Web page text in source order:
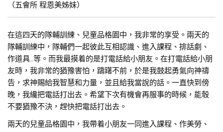
（五會所 程恩美姊妹）
在這四天的隊輔訓練、兒童品格園中，我非常的享受。兩天的
隊輔訓練中，隊輔們一起彼此互相認識、進入課程、排話劇、
作道具…等。而我最摸着的是打電話給小朋友。在打電話給小朋
友時，我非常的猶豫害怕，躊躇不前，於是我鼓起勇氣向神禱
告，求神賜給我智慧和力量，並且給我當說的話。一直快到傍
晚，我纔把電話打出去。希望下次有機會再服事的時候，能彀
不要猶豫不決，趕快把電話打出去。
兩天的兒童品格園中，我帶着小朋友一同進入課程、作美勞、